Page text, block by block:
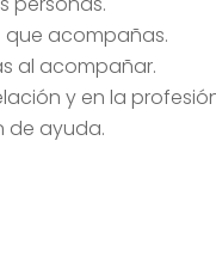
que acompañas.
al acompañar.
y en la
de ayuda.